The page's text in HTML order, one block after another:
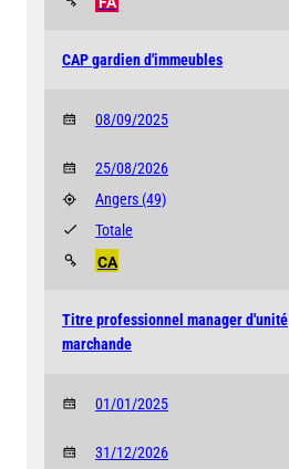
CAP gardien d'immeubles
08/09/2025
25/08/2026
Angers (49)
CA
Totale
Titre professionnel manager d'unité
marchande
01/01/2025
31/12/2026